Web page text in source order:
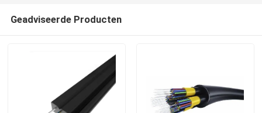
Geadviseerde Producten